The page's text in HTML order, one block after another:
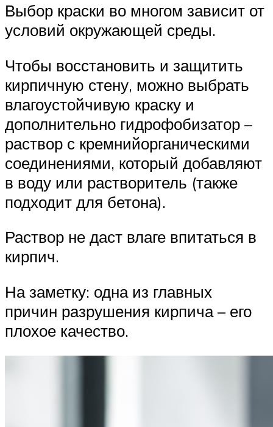
Выбор краски во многом зависит от
условий окружающей среды.
Чтобы восстановить и защитить
кирпичную стену, можно выбрать
влагоустойчивую краску и
дополнительно гидрофобизатор –
раствор с кремнийорганическими
соединениями, который добавляют
в воду или растворитель (также
подходит для бетона).
Раствор не даст влаге впитаться в
кирпич.
На заметку: одна из главных
причин разрушения кирпича – его
плохое качество.